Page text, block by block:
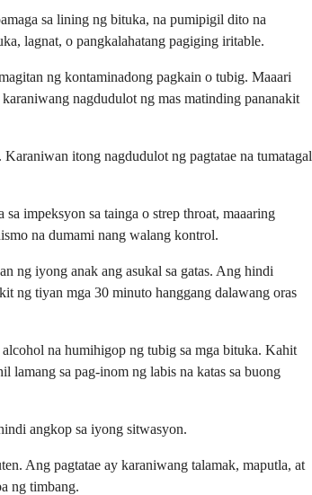
sa lining ng bituka, na pumipigil dito na
lagnat, o pangkalahatang pagiging iritable.
ng kontaminadong pagkain o tubig. Maaari
nagdudulot ng mas matinding pananakit
itong nagdudulot ng pagtatae na tumatagal
impeksyon sa tainga o strep throat, maaaring
na dumami nang walang kontrol.
ng iyong anak ang asukal sa gatas. Ang hindi
ng tiyan mga 30 minuto hanggang dalawang oras
alcohol na humihigop ng tubig sa mga bituka. Kahit
lamang sa pag-inom ng labis na katas sa buong
angkop sa iyong sitwasyon.
Ang pagtatae ay karaniwang talamak, maputla, at
ng timbang.